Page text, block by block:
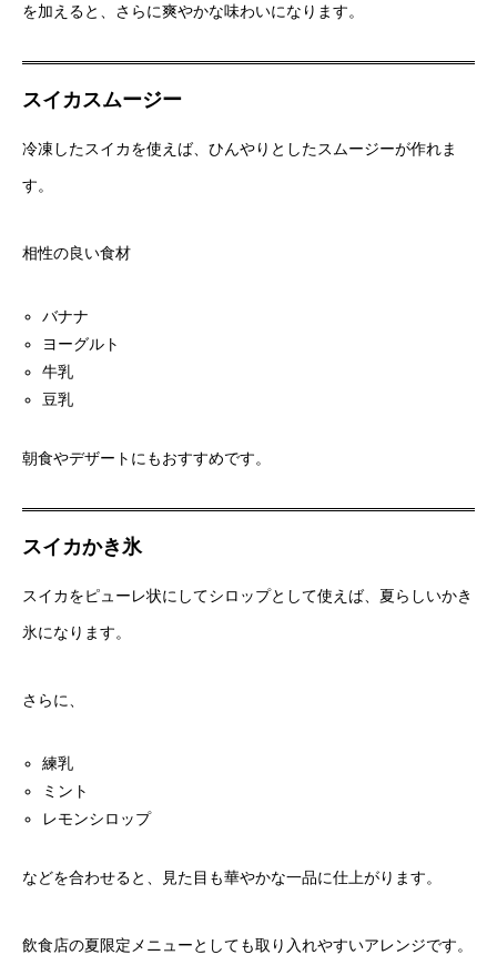
を加えると、さらに爽やかな味わいになります。
スイカスムージー
冷凍したスイカを使えば、ひんやりとしたスムージーが作れま
す。
相性の良い食材
バナナ
ヨーグルト
牛乳
豆乳
朝食やデザートにもおすすめです。
スイカかき氷
スイカをピューレ状にしてシロップとして使えば、夏らしいかき
氷になります。
さらに、
練乳
ミント
レモンシロップ
などを合わせると、見た目も華やかな一品に仕上がります。
飲食店の夏限定メニューとしても取り入れやすいアレンジです。